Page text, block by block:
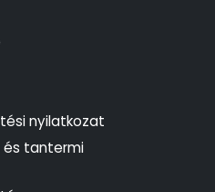
nyilatkozat
és tantermi